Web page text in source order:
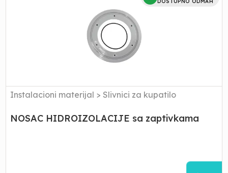
Instalacioni materijal > Slivnici za kupatilo
NOSAC HIDROIZOLACIJE sa zaptivkama